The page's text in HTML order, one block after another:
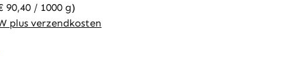
90,40 / 1000 g)
plus verzendkosten
of 5 out of 5 stars